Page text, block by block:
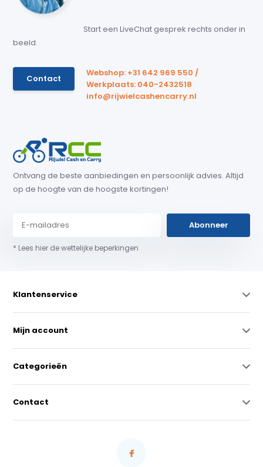
Start een LiveChat gesprek rechts onder in
beeld.
Contact
Webshop: +31 642 969 550 /
Werkplaats: 040-2432518
info@rijwielcashencarry.nl
Ontvang de beste aanbiedingen en persoonlijk advies. Altijd
op de hoogte van de hoogste kortingen!
Abonneer
* Lees hier de wettelijke beperkingen
Klantenservice
Mijn account
Categorieën
Contact